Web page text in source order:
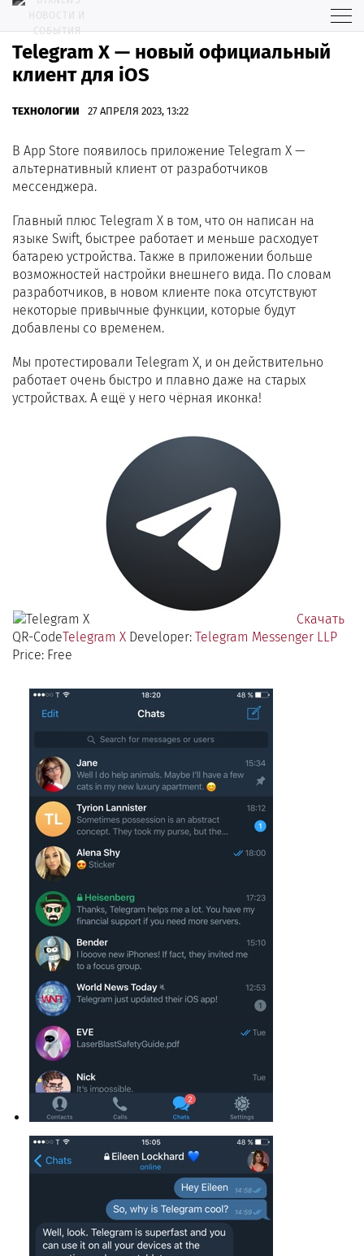
Telegram X — новый официальный
клиент для iOS
ТЕХНОЛОГИИ 27 АПРЕЛЯ 2023, 13:22
В App Store появилось приложение Telegram X —
альтернативный клиент от разработчиков
мессенджера.
Главный плюс Telegram X в том, что он написан на
языке Swift, быстрее работает и меньше расходует
батарею устройства. Также в приложении больше
возможностей настройки внешнего вида. По словам
разработчиков, в новом клиенте пока отсутствуют
некоторые привычные функции, которые будут
добавлены со временем.
Мы протестировали Telegram X, и он действительно
работает очень быстро и плавно даже на старых
устройствах. А ещё у него чёрная иконка!
Скачать
QR-CodeTelegram X Developer: Telegram Messenger LLP
Price: Free